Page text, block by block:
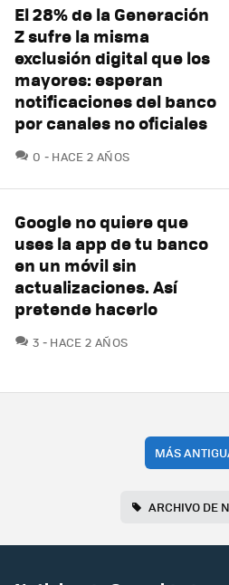
El 28% de la Generación
Z sufre la misma
exclusión digital que los
mayores: esperan
notificaciones del banco
por canales no oficiales
0 COMENTARIOS
HACE 2 AÑOS
Google no quiere que
uses la app de tu banco
en un móvil sin
actualizaciones. Así
pretende hacerlo
3 COMENTARIOS
HACE 2 AÑOS
MÁS
ARCHIVO DE